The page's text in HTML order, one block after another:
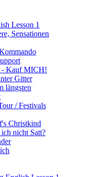
Lesson 1
Sensationen
- Kauf MICH!
Gitter
längsten
/ Festivals
Christkind
nicht Satt?